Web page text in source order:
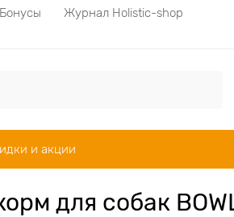
Бонусы
Журнал Holistic-shop
и акции
для собак